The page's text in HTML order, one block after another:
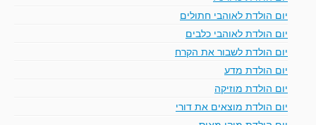
יום הולדת לאוהבי חתולים
יום הולדת לאוהבי כלבים
יום הולדת לשבור את הקרח
יום הולדת מדע
יום הולדת מוזיקה
יום הולדת מוצאים את דורי